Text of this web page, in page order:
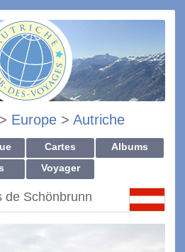
> Europe > Autriche
Cartes
Albums
Voyager
de Schönbrunn